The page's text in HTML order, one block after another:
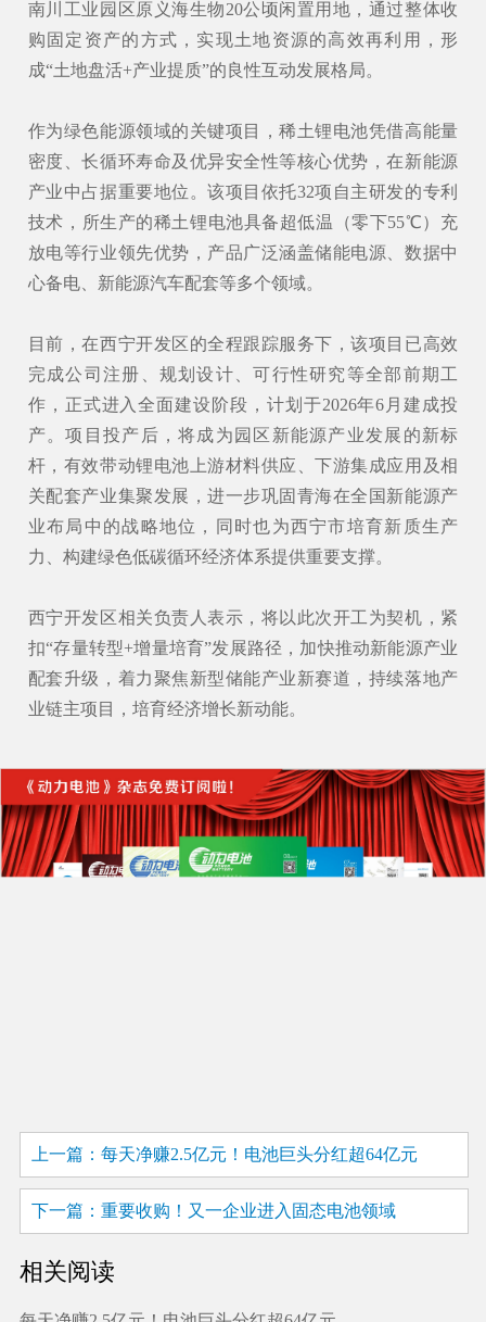
南川工业园区原义海生物20公顷闲置用地，通过整体收
购固定资产的方式，实现土地资源的高效再利用，形
成“土地盘活+产业提质”的良性互动发展格局。
作为绿色能源领域的关键项目，稀土锂电池凭借高能量
密度、长循环寿命及优异安全性等核心优势，在新能源
产业中占据重要地位。该项目依托32项自主研发的专利
技术，所生产的稀土锂电池具备超低温（零下55℃）充
放电等行业领先优势，产品广泛涵盖储能电源、数据中
心备电、新能源汽车配套等多个领域。
目前，在西宁开发区的全程跟踪服务下，该项目已高效
完成公司注册、规划设计、可行性研究等全部前期工
作，正式进入全面建设阶段，计划于2026年6月建成投
产。项目投产后，将成为园区新能源产业发展的新标
杆，有效带动锂电池上游材料供应、下游集成应用及相
关配套产业集聚发展，进一步巩固青海在全国新能源产
业布局中的战略地位，同时也为西宁市培育新质生产
力、构建绿色低碳循环经济体系提供重要支撑。
西宁开发区相关负责人表示，将以此次开工为契机，紧
扣“存量转型+增量培育”发展路径，加快推动新能源产业
配套升级，着力聚焦新型储能产业新赛道，持续落地产
业链主项目，培育经济增长新动能。
上一篇：每天净赚2.5亿元！电池巨头分红超64亿元
下一篇：重要收购！又一企业进入固态电池领域
相关阅读